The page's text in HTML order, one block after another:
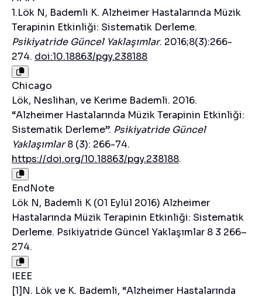
1.Lök N, Bademli K. Alzheimer Hastalarında Müzik
Terapinin Etkinliği: Sistematik Derleme.
Psikiyatride Güncel Yaklaşımlar. 2016;8(3):266-
274. doi:10.18863/pgy.238188
Chicago
Lök, Neslihan, ve Kerime Bademli. 2016.
“Alzheimer Hastalarında Müzik Terapinin Etkinliği:
Sistematik Derleme”. Psikiyatride Güncel
Yaklaşımlar8 (3): 266-74.
https://doi.org/10.18863/pgy.238188.
EndNote
Lök N, Bademli K (01 Eylül 2016) Alzheimer
Hastalarında Müzik Terapinin Etkinliği: Sistematik
Derleme. Psikiyatride Güncel Yaklaşımlar 8 3 266–
274.
IEEE
[1]N. Lök ve K. Bademli, “Alzheimer Hastalarında